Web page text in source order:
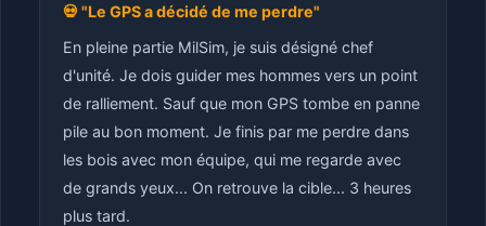
💀 "Le GPS a décidé de me perdre"
En pleine partie MilSim, je suis désigné chef
d'unité. Je dois guider mes hommes vers un point
de ralliement. Sauf que mon GPS tombe en panne
pile au bon moment. Je finis par me perdre dans
les bois avec mon équipe, qui me regarde avec
de grands yeux... On retrouve la cible... 3 heures
plus tard.